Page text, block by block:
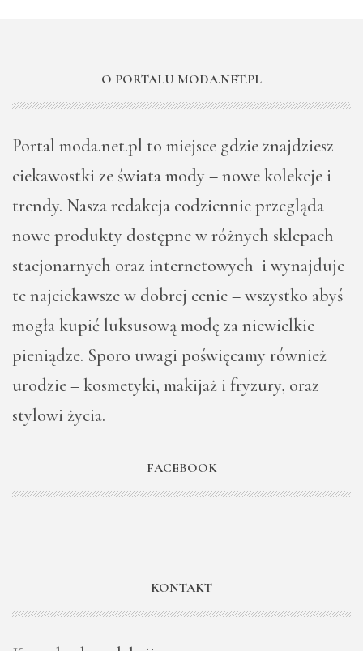
O PORTALU MODA.NET.PL
Portal moda.net.pl to miejsce gdzie znajdziesz
ciekawostki ze świata mody – nowe kolekcje i
trendy. Nasza redakcja codziennie przegląda
nowe produkty dostępne w różnych sklepach
stacjonarnych oraz internetowych i wynajduje
te najciekawsze w dobrej cenie – wszystko abyś
mogła kupić luksusową modę za niewielkie
pieniądze. Sporo uwagi poświęcamy również
urodzie – kosmetyki, makijaż i fryzury, oraz
stylowi życia.
FACEBOOK
KONTAKT